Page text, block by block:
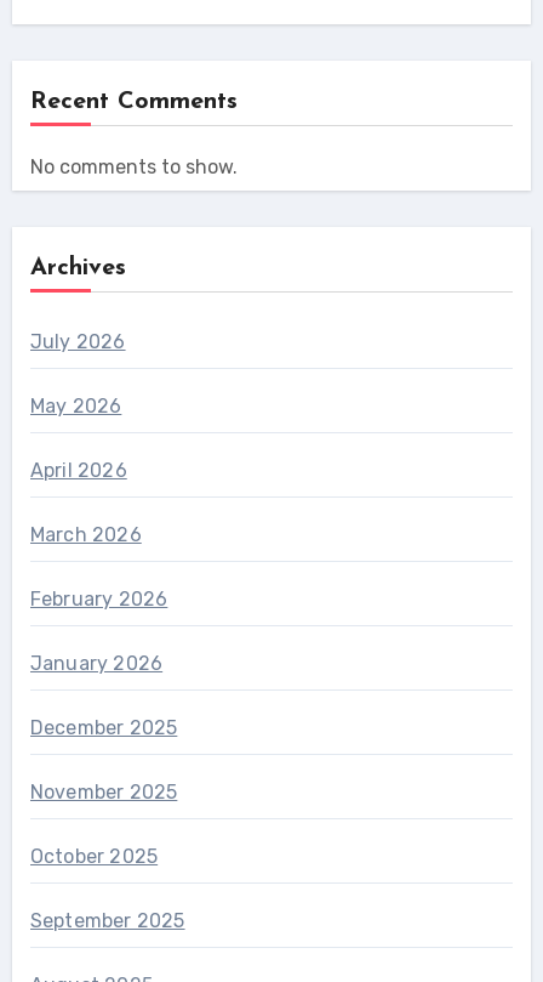
Recent Comments
No comments to show.
Archives
July 2026
May 2026
April 2026
March 2026
February 2026
January 2026
December 2025
November 2025
October 2025
September 2025